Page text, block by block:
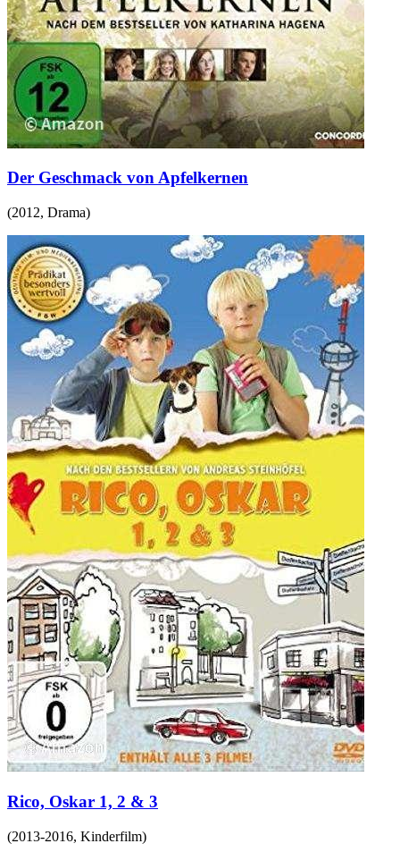
Der Geschmack von Apfelkernen
(2012, Drama)
Rico, Oskar 1, 2 & 3
(2013-2016, Kinderfilm)